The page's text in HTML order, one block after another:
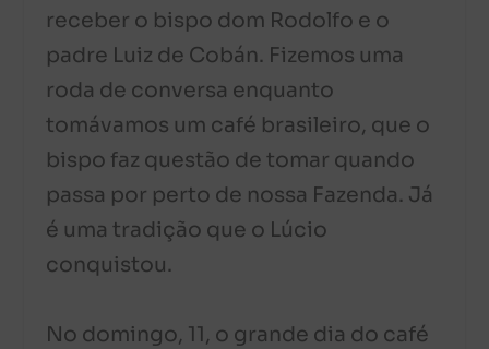
receber o bispo dom Rodolfo e o
padre Luiz de Cobán. Fizemos uma
roda de conversa enquanto
tomávamos um café brasileiro, que o
bispo faz questão de tomar quando
passa por perto de nossa Fazenda. Já
é uma tradição que o Lúcio
conquistou.
No domingo, 11, o grande dia do café